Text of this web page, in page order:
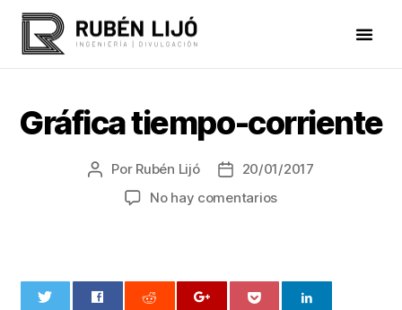
Gráfica tiempo-corriente
Por Rubén Lijó
20/01/2017
No hay comentarios